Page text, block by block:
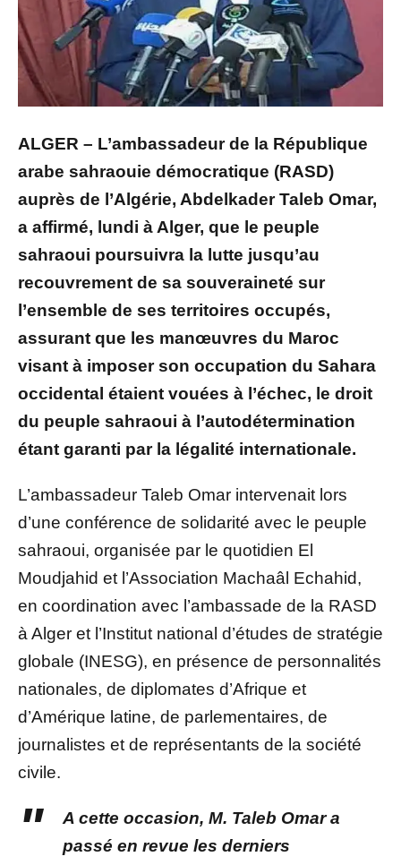
ALGER – L’ambassadeur de la République
arabe sahraouie démocratique (RASD)
auprès de l’Algérie, Abdelkader Taleb Omar,
a affirmé, lundi à Alger, que le peuple
sahraoui poursuivra la lutte jusqu’au
recouvrement de sa souveraineté sur
l’ensemble de ses territoires occupés,
assurant que les manœuvres du Maroc
visant à imposer son occupation du Sahara
occidental étaient vouées à l’échec, le droit
du peuple sahraoui à l’autodétermination
étant garanti par la légalité internationale.
L’ambassadeur Taleb Omar intervenait lors
d’une conférence de solidarité avec le peuple
sahraoui, organisée par le quotidien El
Moudjahid et l’Association Machaâl Echahid,
en coordination avec l’ambassade de la RASD
à Alger et l’Institut national d’études de stratégie
globale (INESG), en présence de personnalités
nationales, de diplomates d’Afrique et
d’Amérique latine, de parlementaires, de
journalistes et de représentants de la société
civile.
A cette occasion, M. Taleb Omar a
passé en revue les derniers